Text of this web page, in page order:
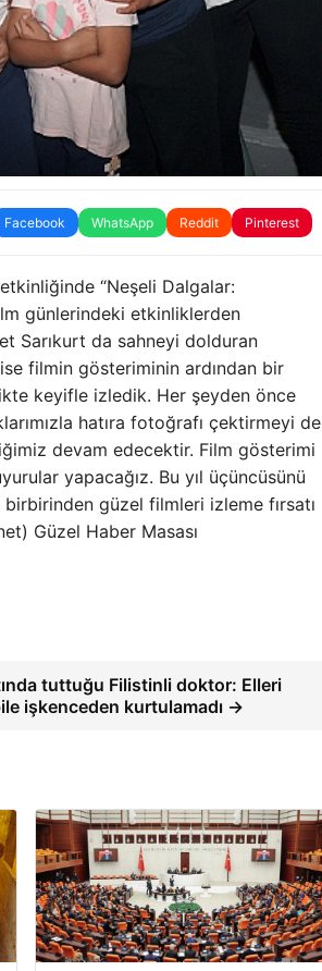
Facebook WhatsApp Reddit Pinterest
“Neşeli Dalgalar:
günlerindeki etkinliklerden
Sarıkurt da sahneyi dolduran
ise filmin gösteriminin ardından bir
keyifle izledik. Her şeyden önce
hatıra fotoğrafı çektirmeyi de
devam edecektir. Film gösterimi
yapacağız. Bu yıl üçüncüsünü
güzel filmleri izleme fırsatı
Güzel Haber Masası
tuttuğu Filistinli doktor: Elleri
işkenceden kurtulamadı →